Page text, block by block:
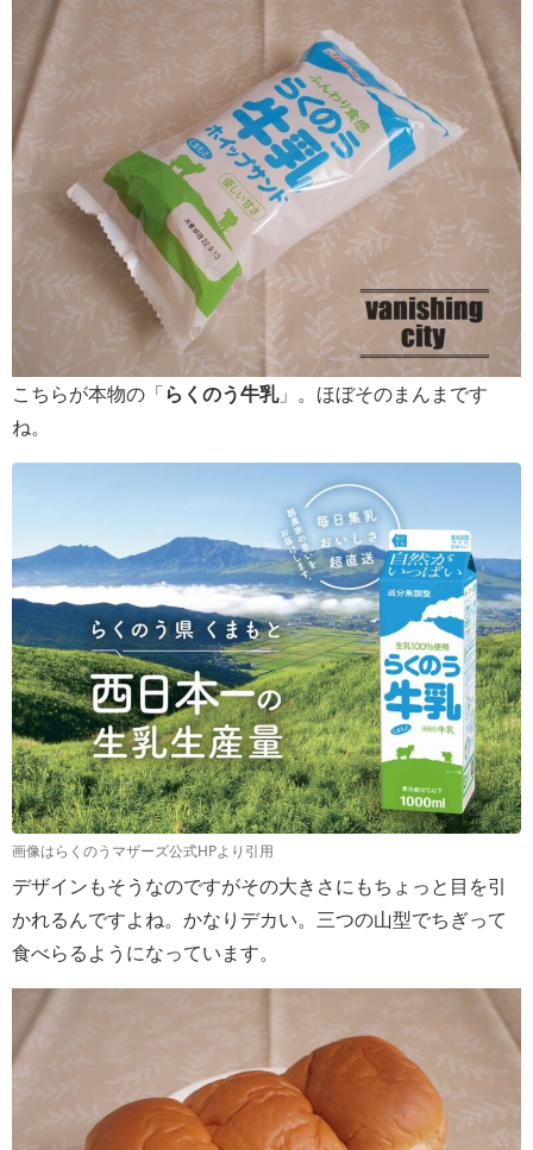
こちらが本物の「 らくのう牛乳」。ほぼそのまんまです
ね。
画像はらくのうマザーズ公式HPより引用
デザインもそうなのですがその大きさにもちょっと目を引
かれるんですよね。かなりデカい。三つの山型でちぎって
食べらるようになっています。